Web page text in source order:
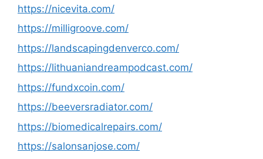
https://nicevita.com/
https://milligroove.com/
https://landscapingdenverco.com/
https://lithuaniandreampodcast.com/
https://fundxcoin.com/
https://beeversradiator.com/
https://biomedicalrepairs.com/
https://salonsanjose.com/